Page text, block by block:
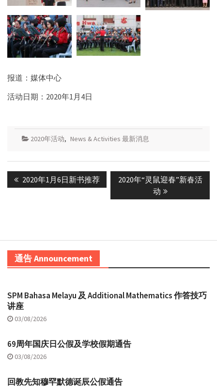
报道：媒体中心
活动日期：2020年1月4日
2020年活动, News & Activities 最新消息
Post
navigation
Previous
post:
2020年1月6日新书推荐
Next
2020年“灵鼠迎春”新春活
动
通告 Announcement
SPM Bahasa Melayu 及 Additional Mathematics 作答技巧
讲座
03/08/2026
69周年国庆日公假及学校假期通告
03/08/2026
回教先知穆罕默德诞辰公假通告